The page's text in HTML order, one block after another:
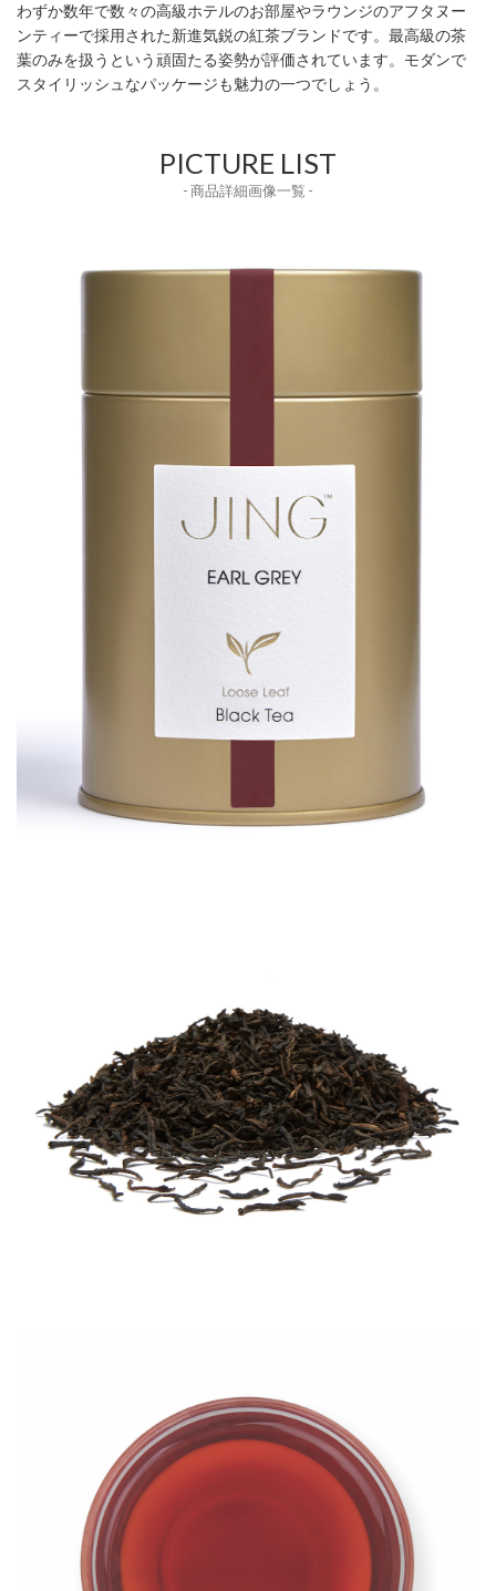
わずか数年で数々の高級ホテルのお部屋やラウンジのアフタヌー
ンティーで採用された新進気鋭の紅茶ブランドです。最高級の茶
葉のみを扱うという頑固たる姿勢が評価されています。モダンで
スタイリッシュなパッケージも魅力の一つでしょう。
PICTURE LIST
- 商品詳細画像一覧 -